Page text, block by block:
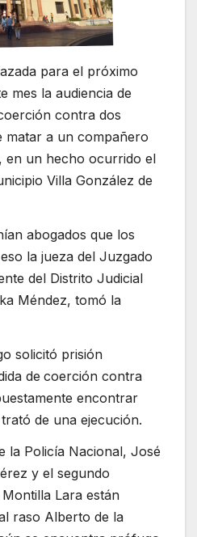
para el próximo
mes la audiencia de
contra dos
matar a un compañero
en un hecho ocurrido el
Villa González de
abogados que los
la jueza del Juzgado
del Distrito Judicial
Méndez, tomó la
solicitó prisión
de coerción contra
encontrar
de una ejecución.
la Policía Nacional, José
y el segundo
Lara están
raso Alberto de la